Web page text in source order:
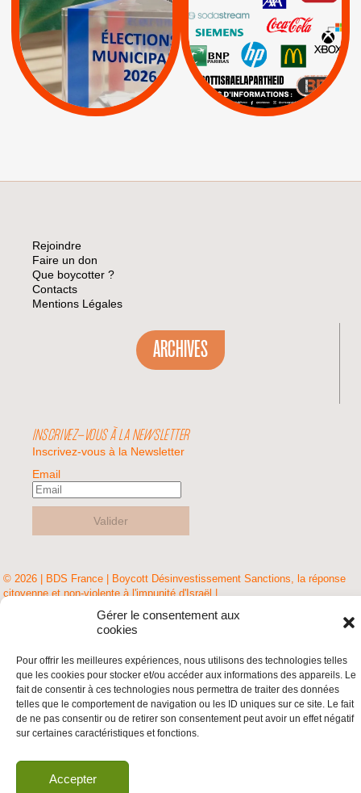
Gérer le consentement aux
cookies
Pour offrir les meilleures expériences, nous utilisons des technologies telles
que les cookies pour stocker et/ou accéder aux informations des appareils. Le
fait de consentir à ces technologies nous permettra de traiter des données
telles que le comportement de navigation ou les ID uniques sur ce site. Le fait
de ne pas consentir ou de retirer son consentement peut avoir un effet négatif
sur certaines caractéristiques et fonctions.
Accepter
APPELS | Actus
Espaces Sans
Apartheid
| Lettres d'interpellation
Pétitions
Keter |
Livres et brochures |
Mehadrin | PUMA
Sodastream |
Visuels, tracts,
affiches,...
Rejoindre
Faire un don
Que boycotter ?
Contacts
Mentions Légales
ARCHIVES
INSCRIVEZ-VOUS À LA NEWSLETTER
Inscrivez-vous à la Newsletter
Email
Valider
© 2026 | BDS France | Boycott Désinvestissement Sanctions, la réponse
citoyenne et non-violente à l'impunité d'Israël |